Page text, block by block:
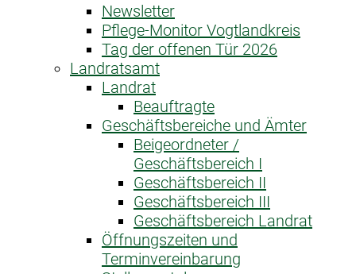
Newsletter
Pflege-Monitor Vogtlandkreis
Tag der offenen Tür 2026
Landratsamt
Landrat
Beauftragte
Geschäftsbereiche und Ämter
Beigeordneter /
Geschäftsbereich I
Geschäftsbereich II
Geschäftsbereich III
Geschäftsbereich Landrat
Öffnungszeiten und
Terminvereinbarung